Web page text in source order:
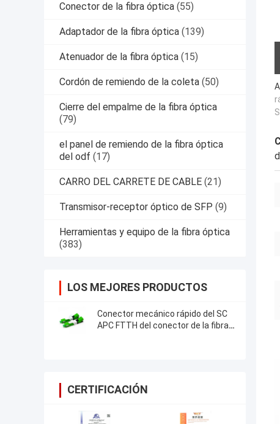
Conector de la fibra óptica (55)
Adaptador de la fibra óptica (139)
Atenuador de la fibra óptica (15)
Cordón de remiendo de la coleta (50)
Cierre del empalme de la fibra óptica
(79)
el panel de remiendo de la fibra óptica
del odf (17)
CARRO DEL CARRETE DE CABLE (21)
Transmisor-receptor óptico de SFP (9)
Herramientas y equipo de la fibra óptica
(383)
LOS MEJORES PRODUCTOS
Conector mecánico rápido del SC
APC FTTH del conector de la fibra
CERTIFICACIÓN